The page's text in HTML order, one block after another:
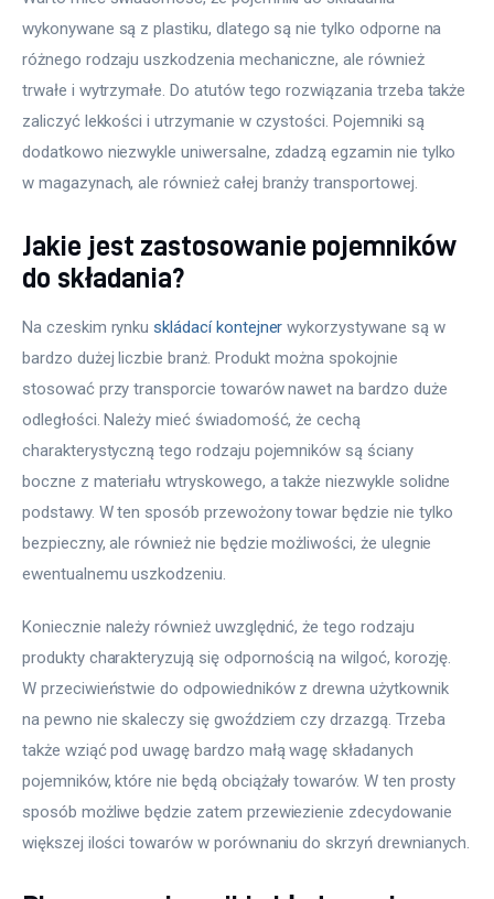
wykonywane są z plastiku, dlatego są nie tylko odporne na
różnego rodzaju uszkodzenia mechaniczne, ale również
trwałe i wytrzymałe. Do atutów tego rozwiązania trzeba także
zaliczyć lekkości i utrzymanie w czystości. Pojemniki są
dodatkowo niezwykle uniwersalne, zdadzą egzamin nie tylko
w magazynach, ale również całej branży transportowej.
Jakie jest zastosowanie pojemników
do składania?
Na czeskim rynku skládací kontejner wykorzystywane są w
bardzo dużej liczbie branż. Produkt można spokojnie
stosować przy transporcie towarów nawet na bardzo duże
odległości. Należy mieć świadomość, że cechą
charakterystyczną tego rodzaju pojemników są ściany
boczne z materiału wtryskowego, a także niezwykle solidne
podstawy. W ten sposób przewożony towar będzie nie tylko
bezpieczny, ale również nie będzie możliwości, że ulegnie
ewentualnemu uszkodzeniu.
Koniecznie należy również uwzględnić, że tego rodzaju
produkty charakteryzują się odpornością na wilgoć, korozję.
W przeciwieństwie do odpowiedników z drewna użytkownik
na pewno nie skaleczy się gwoździem czy drzazgą. Trzeba
także wziąć pod uwagę bardzo małą wagę składanych
pojemników, które nie będą obciążały towarów. W ten prosty
sposób możliwe będzie zatem przewiezienie zdecydowanie
większej ilości towarów w porównaniu do skrzyń drewnianych.